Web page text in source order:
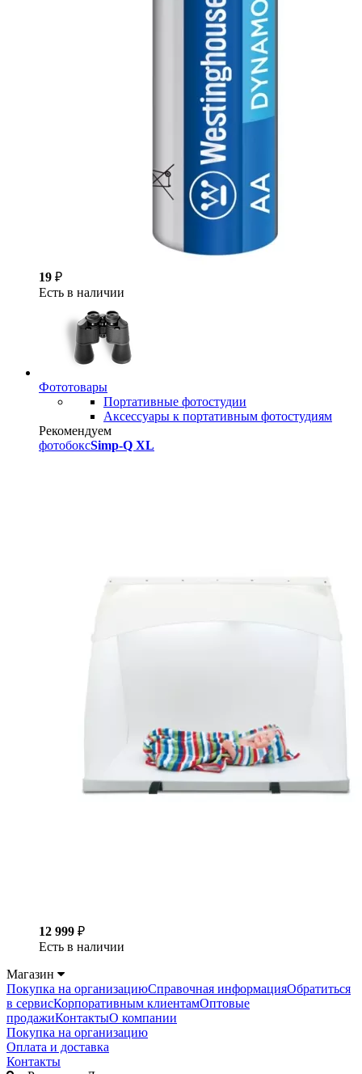
19 ₽
Есть в наличии
Фототовары
Портативные фотостудии
Аксессуары к портативным фотостудиям
Рекомендуем
фотобоксSimp-Q XL
12 999 ₽
Есть в наличии
Магазин
Покупка на организациюСправочная информацияОбратиться
в сервисКорпоративным клиентамОптовые
продажиКонтактыО компании
Покупка на организацию
Оплата и доставка
Контакты